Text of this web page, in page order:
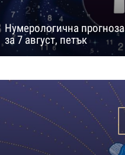
Нумерологична прогноза
за 7 август, петък